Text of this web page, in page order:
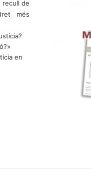
recull de
més
en